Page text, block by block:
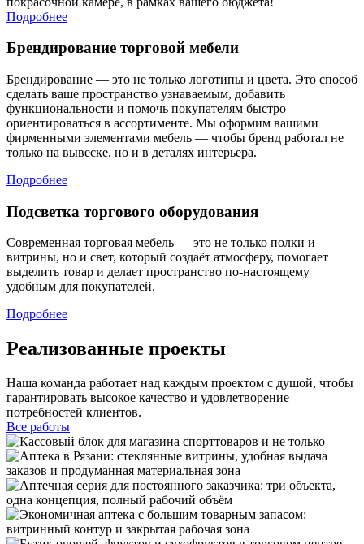
Подробнее
Брендирование торговой мебели
Брендирование — это не только логотипы и цвета. Это способ
сделать ваше пространство узнаваемым, добавить
функциональности и помочь покупателям быстро
ориентироваться в ассортименте. Мы оформим вашими
фирменными элементами мебель — чтобы бренд работал не
только на вывеске, но и в деталях интерьера.
Подробнее
Подсветка торгового оборудования
Современная торговая мебель — это не только полки и
витрины, но и свет, который создаёт атмосферу, помогает
выделить товар и делает пространство по-настоящему
удобным для покупателей.
Подробнее
Реализованные проекты
Наша команда работает над каждым проектом с душой, чтобы
гарантировать высокое качество и удовлетворение
потребностей клиентов.
Все работы